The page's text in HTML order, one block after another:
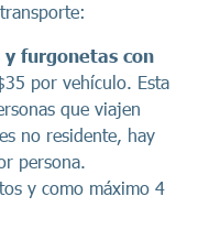
y furgonetas con
por vehículo. Esta
que viajen
no residente, hay
persona.
y como máximo 4